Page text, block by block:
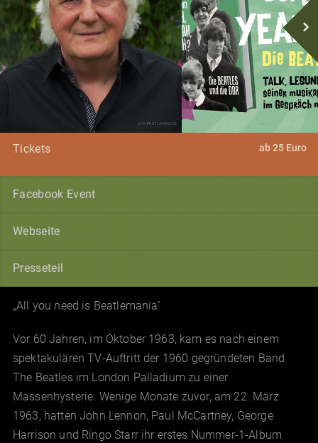
navigate_next
©Christian Biege
Tickets ab 25 Euro
Facebook Event
Webseite
Presseteil
„All you need is Beatlemania“
Vor 60 Jahren, im Oktober 1963, kam es nach einem
spektakulären TV-Auftritt der 1960 gegründeten Band
The Beatles im London Palladium zu einer
Massenhysterie. Wenige Monate zuvor, am 22. März
1963, hatten John Lennon, Paul McCartney, George
Harrison und Ringo Starr ihr erstes Nummer-1-Album